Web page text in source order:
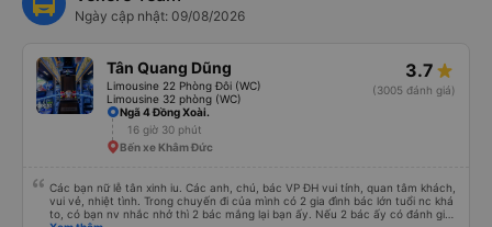
Ngày cập nhật: 09/08/2026
Tân Quang Dũng
Limousine 22 Phòng Đôi (WC)
Limousine 32 phòng (WC)
3.7
(3005 đánh giá)
Ngã 4 Đồng Xoài.
16 giờ 30 phút
Bến xe Khâm Đức
Các bạn nữ lễ tân xinh iu. Các anh, chú, bác VP ĐH vui tính, quan tâm khách,
vui vẻ, nhiệt tình. Trong chuyến đi của mình có 2 gia đình bác lớn tuổi nc khá
to, có bạn nv nhắc nhở thì 2 bác mắng lại bạn ấy. Nếu 2 bác ấy có đánh giá